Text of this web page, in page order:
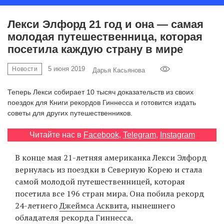
Лекси Элфорд 21 год и она — самая
молодая путешественница, которая
посетила каждую страну в мире
Новости 5 июня 2019 Дарья Касьянова
Теперь Лекси собирает 10 тысяч доказательств из своих
поездок для Книги рекордов Гиннесса и готовится издать
советы для других путешественников.
Читайте нас в Facebook, Telegram, Instagram
В конце мая 21-летняя американка Лекси Элфорд
вернулась из поездки в Северную Корею и стала
самой молодой путешественницей, которая
посетила все 196 стран мира. Она побила рекорд
24-летнегоДжеймса Асквита, нынешнего
обладателя рекорда Гиннесса.